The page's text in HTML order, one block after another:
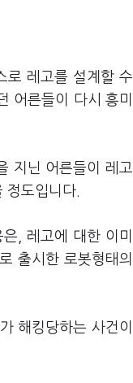
로 레고를 설계할 수
어른들이 다시 흥미
지닌 어른들이 레고
정도입니다.
, 레고에 대한 이미
출시한 로봇형태의
해킹당하는 사건이